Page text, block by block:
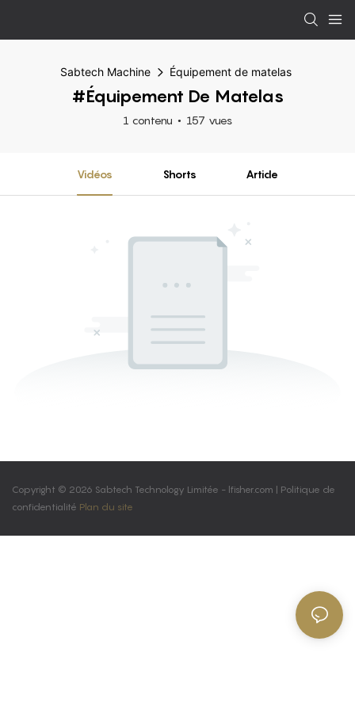
Sabtech Machine Équipement de matelas
#Équipement De Matelas
1 contenu 157 vues
Vidéos Shorts Article
Copyright © 2026 Sabtech Technology Limitée - lfisher.com | Politique de
confidentialité Plan du site